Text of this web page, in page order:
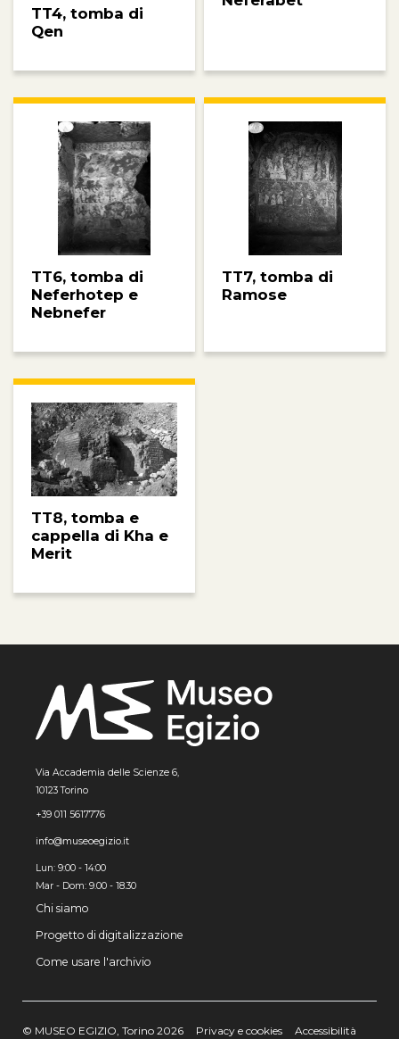
TT4, tomba di
Qen
TT6, tomba di
Neferhotep e
Nebnefer
TT7, tomba di
Ramose
TT8, tomba e
cappella di Kha e
Merit
Via Accademia delle Scienze 6,
10123 Torino
+39 011 5617776
info@museoegizio.it
Lun: 9:00 - 14:00
Mar - Dom: 9.00 - 18.30
Chi siamo
Progetto di digitalizzazione
Come usare l'archivio
© MUSEO EGIZIO, Torino 2026 Privacy e cookies Accessibilità